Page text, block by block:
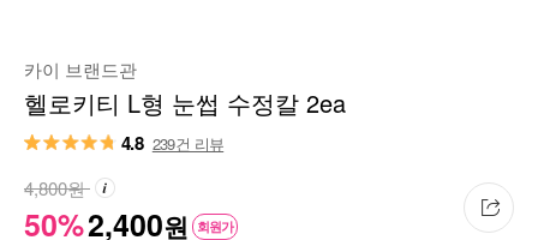
카이 브랜드관
헬로키티 L형 눈썹 수정칼 2ea
4.8 239건 리뷰
50%2,400원 회원가
4,800원